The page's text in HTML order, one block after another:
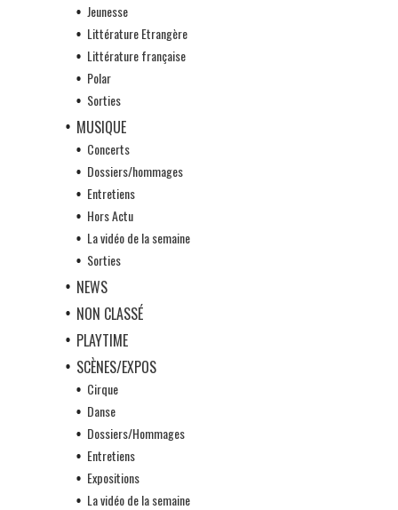
Jeunesse
Littérature Etrangère
Littérature française
Polar
Sorties
MUSIQUE
Concerts
Dossiers/hommages
Entretiens
Hors Actu
La vidéo de la semaine
Sorties
NEWS
NON CLASSÉ
PLAYTIME
SCÈNES/EXPOS
Cirque
Danse
Dossiers/Hommages
Entretiens
Expositions
La vidéo de la semaine